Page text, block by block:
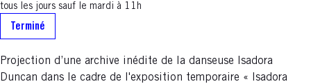
tous les jours sauf le mardi à 11h
Terminé
Projection d’une archive inédite de la danseuse Isadora
Duncan dans le cadre de l'exposition temporaire « Isadora